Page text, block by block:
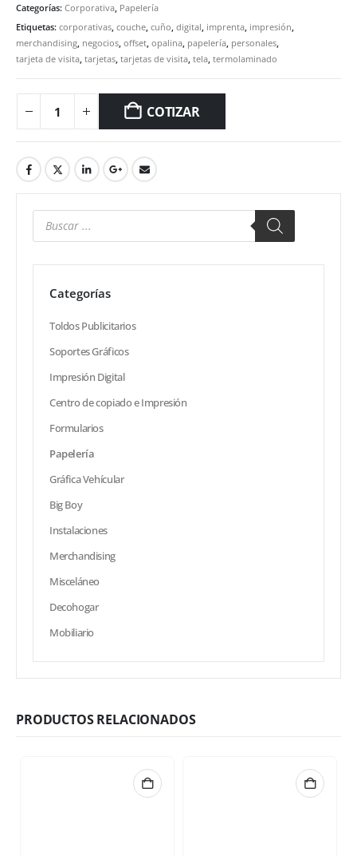
Categorías: Corporativa, Papelería
Etiquetas: corporativas, couche, cuño, digital, imprenta, impresión,
merchandising, negocios, offset, opalina, papelería, personales,
tarjeta de visita, tarjetas, tarjetas de visita, tela, termolaminado
COTIZAR
Categorías
Toldos Publicitarios
Soportes Gráficos
Impresión Digital
Centro de copiado e Impresión
Formularios
Papelería
Gráfica Vehícular
Big Boy
Instalaciones
Merchandising
Misceláneo
Decohogar
Mobiliario
PRODUCTOS RELACIONADOS